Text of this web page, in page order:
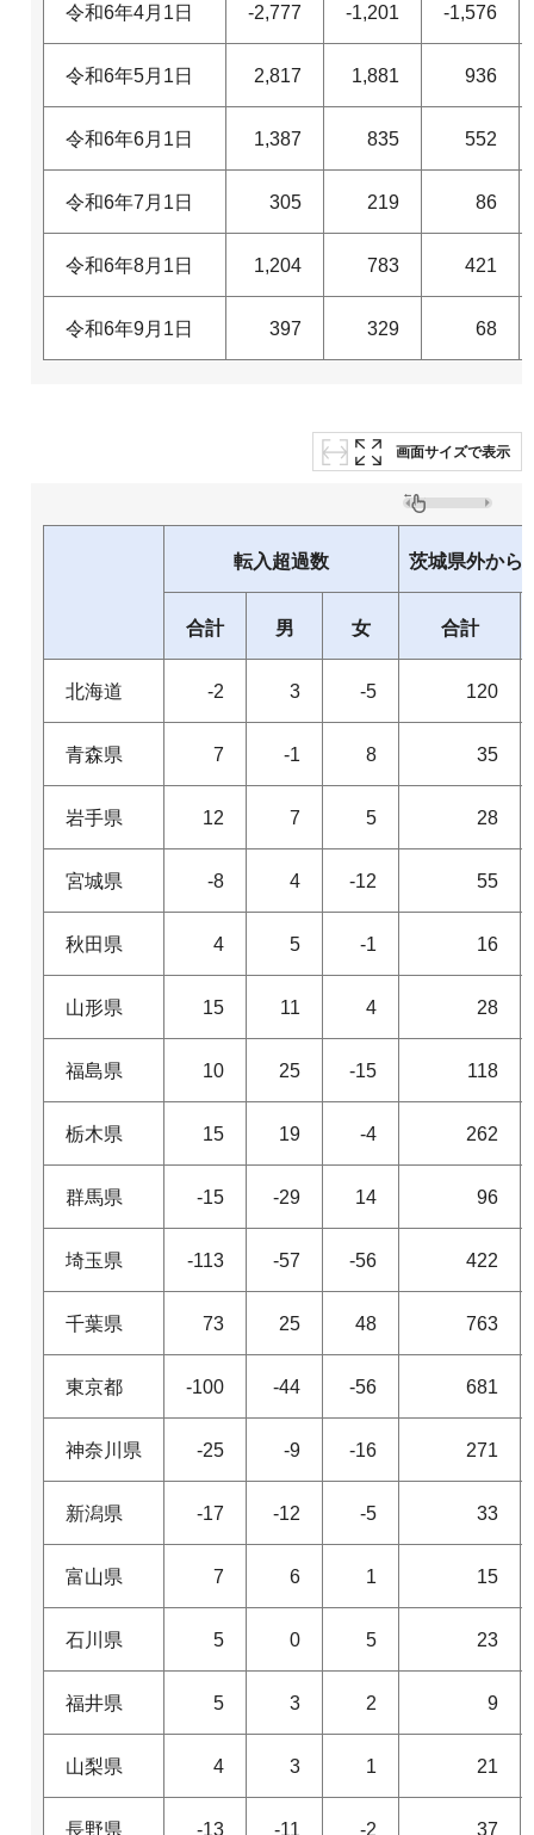
令和6年4月1日 -2,777 -1,201 -1,576
令和6年5月1日 2,817 1,881 936
令和6年6月1日 1,387 835 552
令和6年7月1日 305 219 86
令和6年8月1日 1,204 783 421
令和6年9月1日 397 329 68
画面サイズで表示
転入超過数 茨城県外から
合計 男 女 合計
北海道 -2 3 -5 120
青森県 7 -1 8 35
岩手県 12 7 5 28
宮城県 -8 4 -12 55
秋田県 4 5 -1 16
山形県 15 11 4 28
福島県 10 25 -15 118
栃木県 15 19 -4 262
群馬県 -15 -29 14 96
埼玉県 -113 -57 -56 422
千葉県 73 25 48 763
東京都 -100 -44 -56 681
神奈川県 -25 -9 -16 271
新潟県 -17 -12 -5 33
富山県 7 6 1 15
石川県 5 0 5 23
福井県 5 3 2 9
山梨県 4 3 1 21
長野県 -13 -11 -2 37